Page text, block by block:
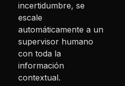
incertidumbre, se
escale
automáticamente a un
supervisor humano
con toda la
información
contextual.